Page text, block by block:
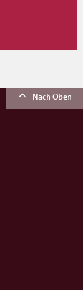
Nach Oben